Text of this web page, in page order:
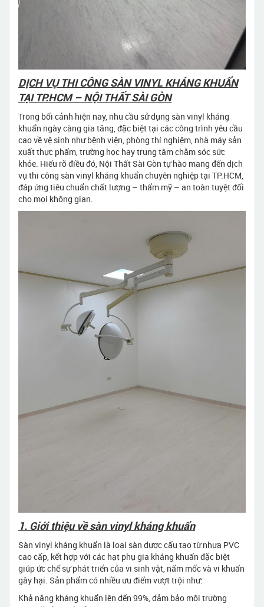
DỊCH VỤ THI CÔNG SÀN VINYL KHÁNG KHUẨN
TẠI TP.HCM – NỘI THẤT SÀI GÒN
Trong bối cảnh hiện nay, nhu cầu sử dụng sàn vinyl kháng
khuẩn ngày càng gia tăng, đặc biệt tại các công trình yêu cầu
cao về vệ sinh như bệnh viện, phòng thí nghiệm, nhà máy sản
xuất thực phẩm, trường học hay trung tâm chăm sóc sức
khỏe. Hiểu rõ điều đó, Nội Thất Sài Gòn tự hào mang đến dịch
vụ thi công sàn vinyl kháng khuẩn chuyên nghiệp tại TP.HCM,
đáp ứng tiêu chuẩn chất lượng – thẩm mỹ – an toàn tuyệt đối
cho mọi không gian.
1. Giới thiệu về sàn vinyl kháng khuẩn
Sàn vinyl kháng khuẩn là loại sàn được cấu tạo từ nhựa PVC
cao cấp, kết hợp với các hạt phụ gia kháng khuẩn đặc biệt
giúp ức chế sự phát triển của vi sinh vật, nấm mốc và vi khuẩn
gây hại. Sản phẩm có nhiều ưu điểm vượt trội như:
Khả năng kháng khuẩn lên đến 99%, đảm bảo môi trường